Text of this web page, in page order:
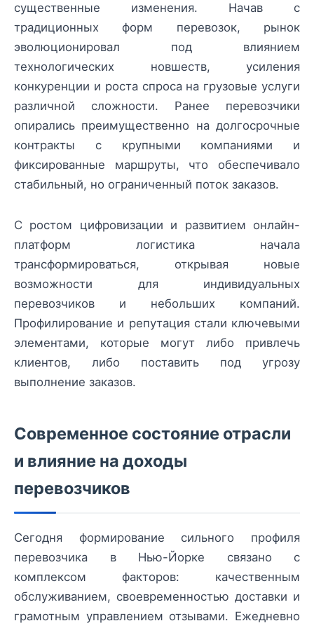
существенные изменения. Начав с
традиционных форм перевозок, рынок
эволюционировал под влиянием
технологических новшеств, усиления
конкуренции и роста спроса на грузовые услуги
различной сложности. Ранее перевозчики
опирались преимущественно на долгосрочные
контракты с крупными компаниями и
фиксированные маршруты, что обеспечивало
стабильный, но ограниченный поток заказов.
С ростом цифровизации и развитием онлайн-
платформ логистика начала
трансформироваться, открывая новые
возможности для индивидуальных
перевозчиков и небольших компаний.
Профилирование и репутация стали ключевыми
элементами, которые могут либо привлечь
клиентов, либо поставить под угрозу
выполнение заказов.
Современное состояние отрасли
и влияние на доходы
перевозчиков
Сегодня формирование сильного профиля
перевозчика в Нью-Йорке связано с
комплексом факторов: качественным
обслуживанием, своевременностью доставки и
грамотным управлением отзывами. Ежедневно